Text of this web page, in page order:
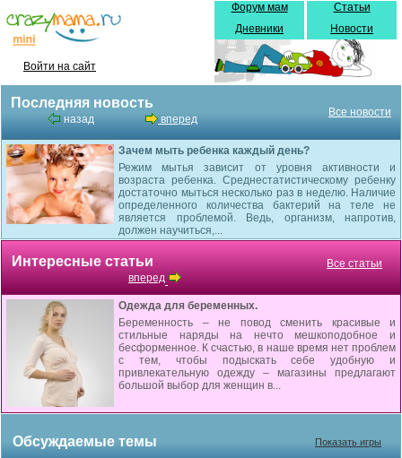
Войти на сайт
Форум мам
Дневники
Статьи
Новости
Последняя новость
назад вперед
Все новости
Зачем мыть ребенка каждый день?
Режим мытья зависит от уровня активности и
возраста ребенка. Среднестатистическому ребенку
достаточно мыться несколько раз в неделю. Наличие
определенного количества бактерий на теле не
является проблемой. Ведь, организм, напротив,
должен научиться,...
Интересные статьи
вперед
Все статьи
Одежда для беременных.
Беременность – не повод сменить красивые и
стильные наряды на нечто мешкоподобное и
бесформенное. К счастью, в наше время нет проблем
с тем, чтобы подыскать себе удобную и
привлекательную одежду – магазины предлагают
большой выбор для женщин в...
Обсуждаемые темы Показать игры